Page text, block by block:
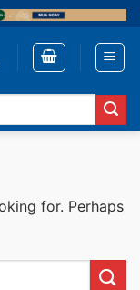
for. Perhaps